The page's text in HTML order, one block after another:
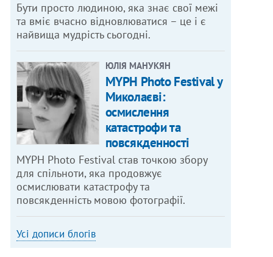
Бути просто людиною, яка знає свої межі
та вміє вчасно відновлюватися – це і є
найвища мудрість сьогодні.
ЮЛІЯ МАНУКЯН
MYPH Photo Festival у
Миколаєві:
осмислення
катастрофи та
повсякденності
MYPH Photo Festival став точкою збору
для спільноти, яка продовжує
осмислювати катастрофу та
повсякденність мовою фотографії.
Усі дописи блогів